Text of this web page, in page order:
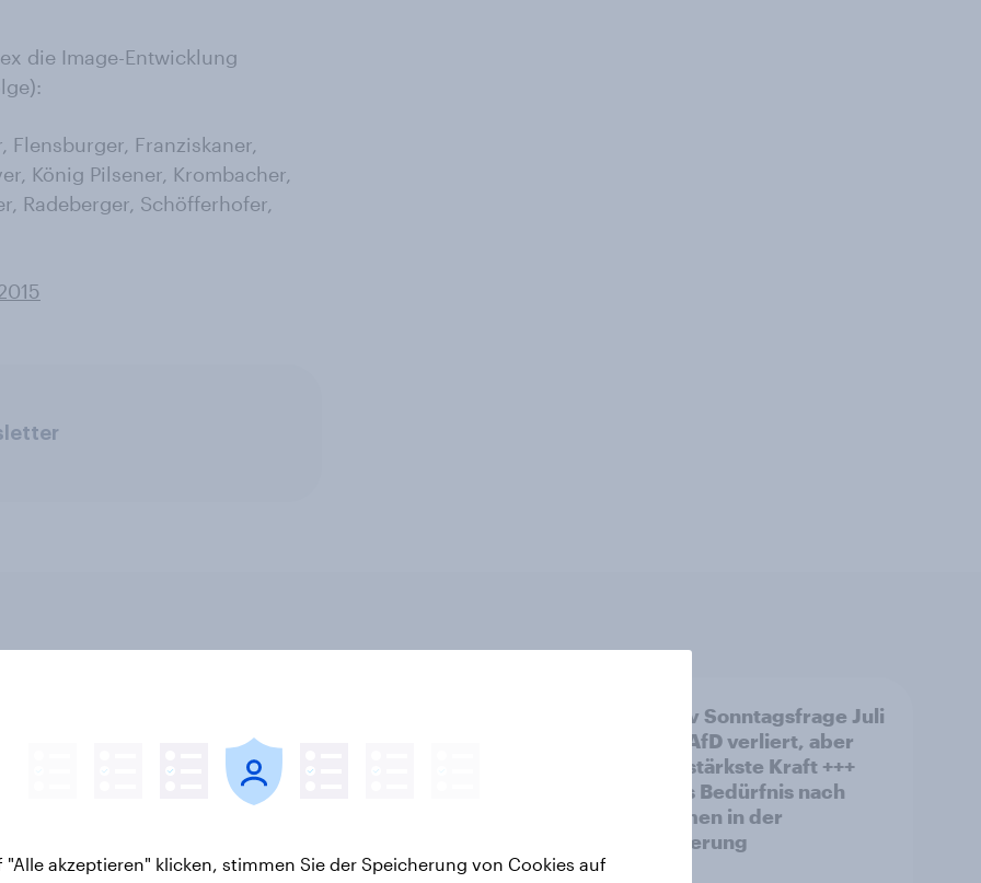
die Image-Entwicklung
Flensburger, Franziskaner,
König Pilsener, Krombacher,
Radeberger, Schöfferhofer,
bei Preisaufschlägen
YouGov Sonntagsfrage Juli
2026: AfD verliert, aber
bleibt stärkste Kraft +++
Großes Bedürfnis nach
Reformen in der
Bevölkerung
"Alle akzeptieren" klicken, stimmen Sie der Speicherung von Cookies auf